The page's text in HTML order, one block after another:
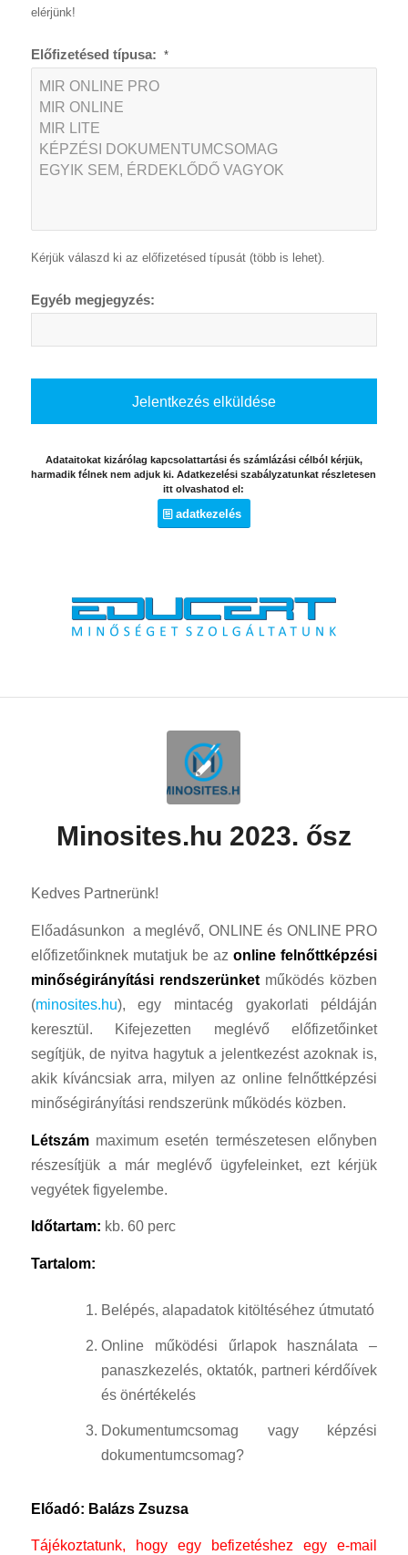
elérjünk!
Előfizetésed típusa: *
Kérjük válaszd ki az előfizetésed típusát (több is lehet).
Egyéb megjegyzés:
Adataitokat kizárólag kapcsolattartási és számlázási célból kérjük,
harmadik félnek nem adjuk ki. Adatkezelési szabályzatunkat részletesen
itt olvashatod el:
adatkezelés
Minosites.hu 2023. ősz
Kedves Partnerünk!
Előadásunkon a meglévő, ONLINE és ONLINE PRO
előfizetőinknek mutatjuk be azonline felnőttképzési
minőségirányítási rendszerünketműködés közben
(minosites.hu), egy mintacég gyakorlati példáján
keresztül. Kifejezetten meglévő előfizetőinket
segítjük, de nyitva hagytuk a jelentkezést azoknak is,
akik kíváncsiak arra, milyen az online felnőttképzési
minőségirányítási rendszerünk működés közben.
Létszámmaximum esetén természetesen előnyben
részesítjük a már meglévő ügyfeleinket, ezt kérjük
vegyétek figyelembe.
Időtartam: kb. 60 perc
Tartalom:
Belépés, alapadatok kitöltéséhez útmutató
Online működési űrlapok használata –
panaszkezelés, oktatók, partneri kérdőívek
és önértékelés
Dokumentumcsomag vagy képzési
dokumentumcsomag?
Előadó: Balázs Zsuzsa
Tájékoztatunk, hogy egy befizetéshez egy e-mail